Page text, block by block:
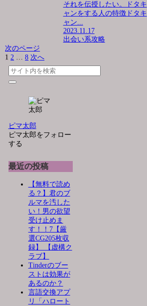
それを伝授したい。ドタキ
ャンをする人の特徴ドタキ
ャン...
2023.11.17
出会い系攻略
次のページ
1 2 … 8 次へ
ピマ太郎
ピマ太郎をフォロー
する
最近の投稿
【無料で読め
る？】君のブ
ルマを汚した
い！男の欲望
受け止めま
す！！7【厳
選CG205枚収
録】 【虚構ク
ラブ】
Tinderのブー
ストは効果が
あるのか？
言語交換アプ
リ「ハロート